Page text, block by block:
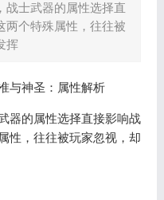
士武器的属性选择直
两个特殊属性，往往被
挥
神圣：属性解析
的属性选择直接影响战
性，往往被玩家忽视，却